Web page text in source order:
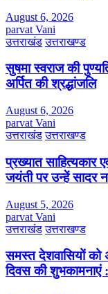
August 6, 2026
parvat Vani
उत्तराखंड उत्तराखण्ड
सुषमा स्वराज की
अर्पित की श्रद्धांजलि
August 6, 2026
parvat Vani
उत्तराखंड उत्तराखण्ड
प्रख्यात साहित्यकार
जयंती पर उन्हें सादर
August 5, 2026
parvat Vani
उत्तराखंड उत्तराखण्ड
समस्त देशवासियों
दिवस की शुभकामनाएं